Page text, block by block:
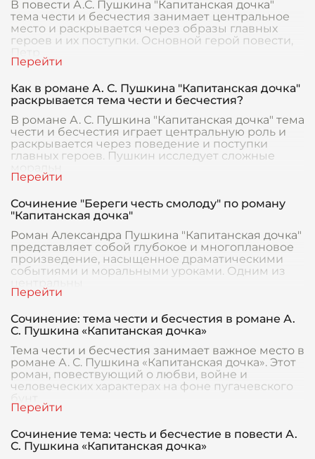
В повести А.С. Пушкина "Капитанская дочка"
тема чести и бесчестия занимает центральное
место и раскрывается через образы главных
героев и их поступки. Основной герой повести,
Петр
Как в романе А. С. Пушкина "Капитанская дочка"
раскрывается тема чести и бесчестия?
В романе А. С. Пушкина "Капитанская дочка" тема
чести и бесчестия играет центральную роль и
раскрывается через поведение и поступки
главных героев. Пушкин исследует сложные
Сочинение "Береги честь смолоду" по роману
"Капитанская дочка"
Роман Александра Пушкина "Капитанская дочка"
представляет собой глубокое и многоплановое
произведение, насыщенное драматическими
событиями и моральными уроками. Одним из
Сочинение: тема чести и бесчестия в романе А.
С. Пушкина «Капитанская дочка»
Тема чести и бесчестия занимает важное место в
романе А. С. Пушкина «Капитанская дочка». Этот
роман, повествующий о любви, войне и
человеческих характерах на фоне пугачевского
бунт
Сочинение тема: честь и бесчестие в повести А.
С. Пушкина «Капитанская дочка»